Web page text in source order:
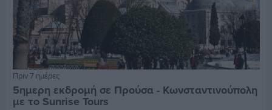
Πριν 7 ημέρες
5ημερη εκδρομή σε Προύσα - Κωνσταντινούπολη
με το Sunrise Tours